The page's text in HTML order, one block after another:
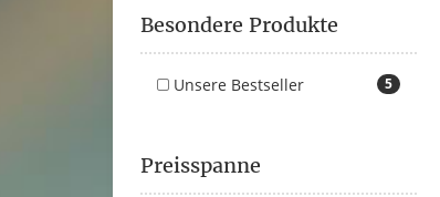
Besondere Produkte
5
Unsere Bestseller
Preisspanne